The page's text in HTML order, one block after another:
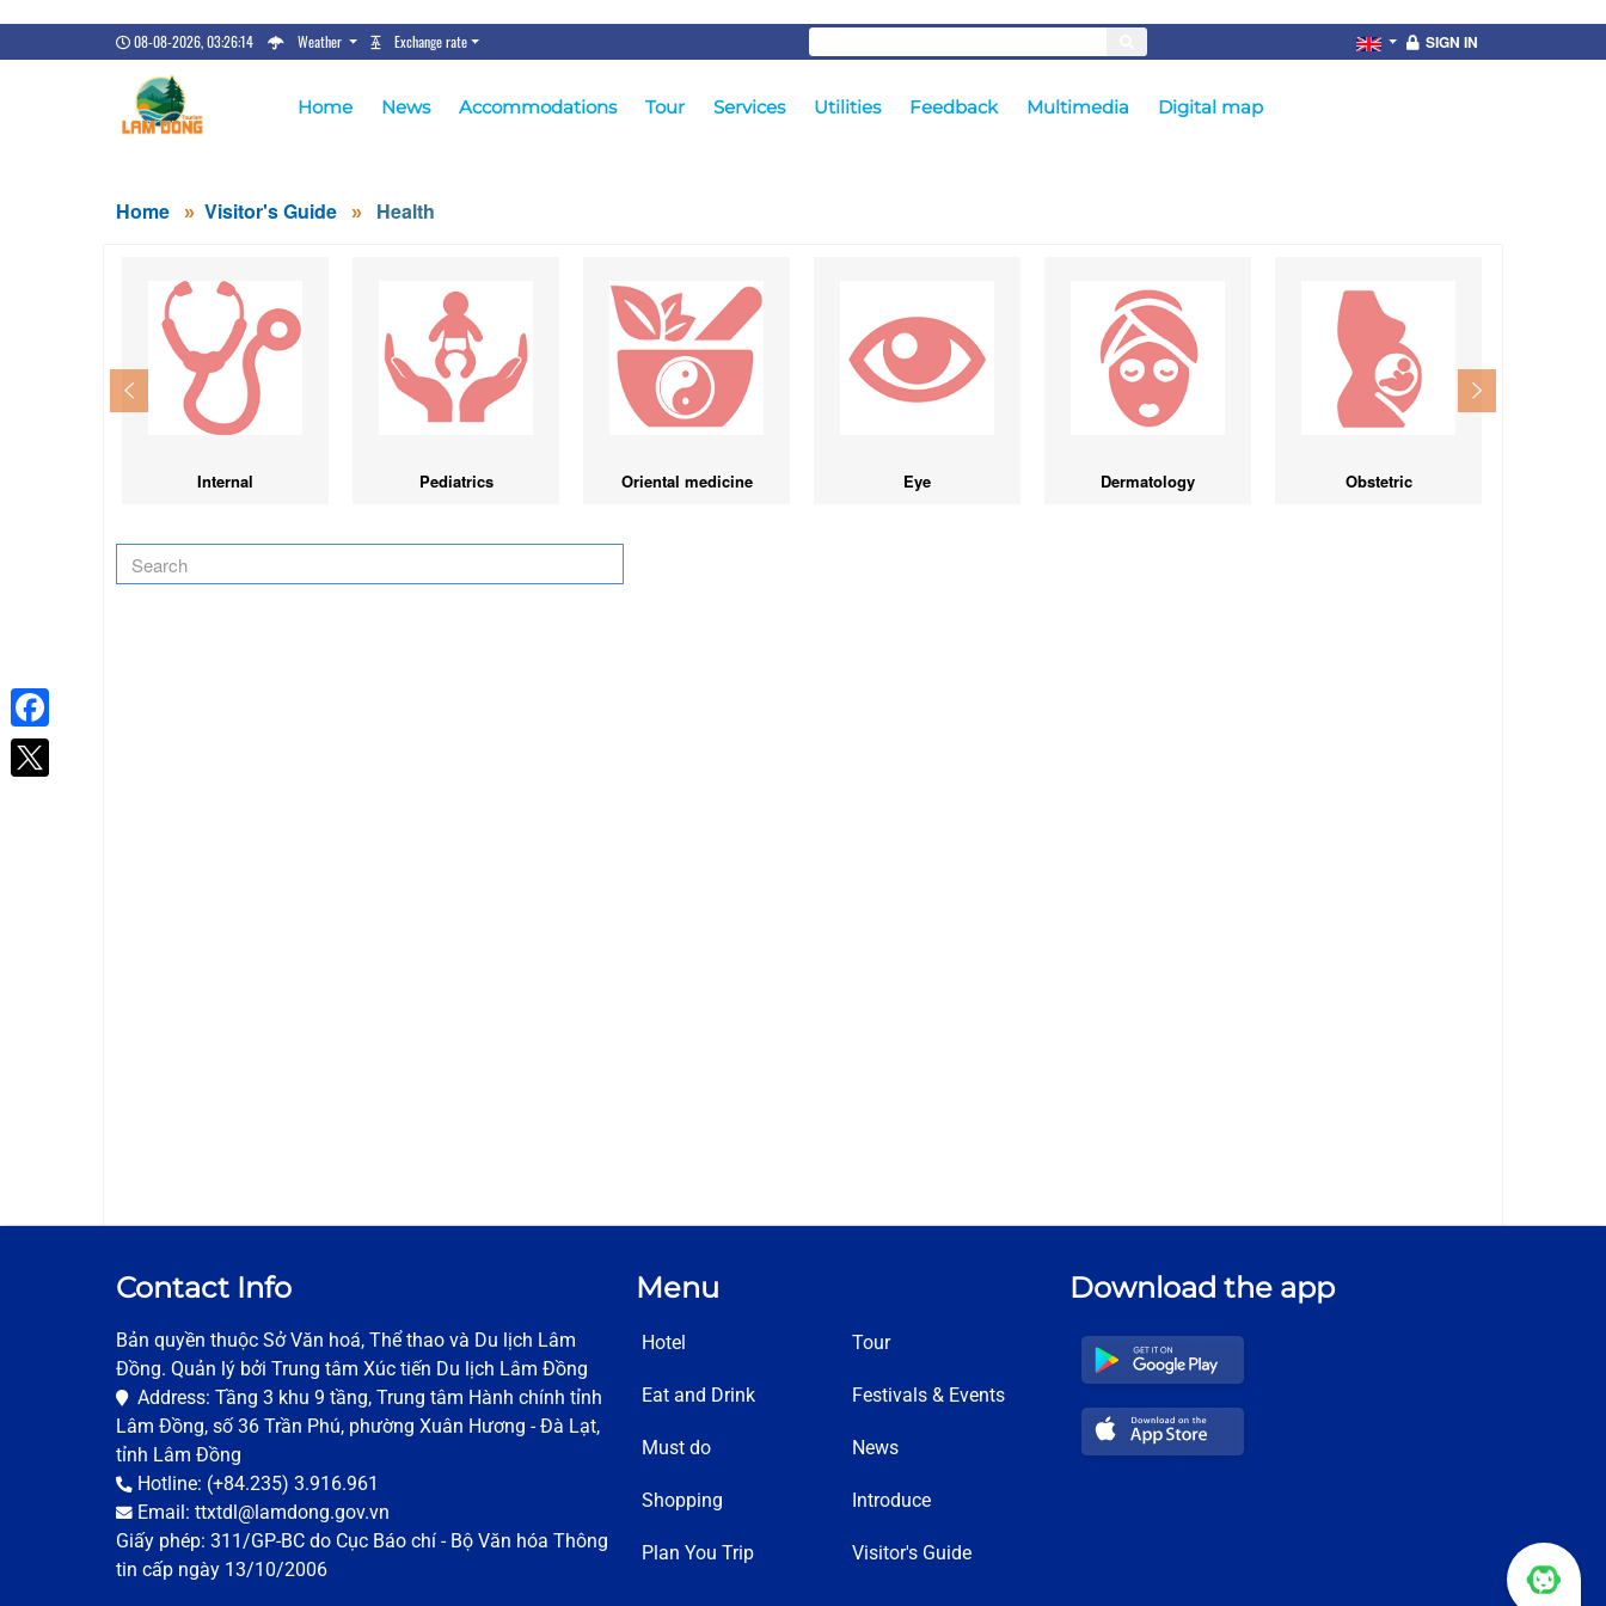
08-08-2026, 03:26:14 Weather Exchange rate SIGN IN
Home News Accommodations Tour Services Utilities Feedback Multimedia Digital map
Home Visitor's Guide Health
Internal Pediatrics Oriental medicine Eye Dermatology Obstetric
Contact Info
Bản quyền thuộc Sở Văn hoá, Thể thao và Du lịch Lâm
Đồng. Quản lý bởi Trung tâm Xúc tiến Du lịch Lâm Đồng
Address: Tầng 3 khu 9 tầng, Trung tâm Hành chính tỉnh
Lâm Đồng, số 36 Trần Phú, phường Xuân Hương - Đà Lạt,
tỉnh Lâm Đồng
Hotline: (+84.235) 3.916.961
Email: ttxtdl@lamdong.gov.vn
Giấy phép: 311/GP-BC do Cục Báo chí - Bộ Văn hóa Thông
tin cấp ngày 13/10/2006
Menu
Hotel
Eat and Drink
Must do
Shopping
Plan You Trip
Tour
Festivals & Events
News
Introduce
Visitor's Guide
Download the app
Facebook